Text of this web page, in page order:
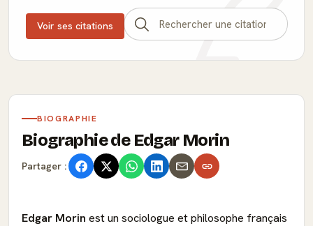
Voir ses citations
BIOGRAPHIE
Biographie de Edgar Morin
Partager :
Edgar Morin est un sociologue et philosophe français